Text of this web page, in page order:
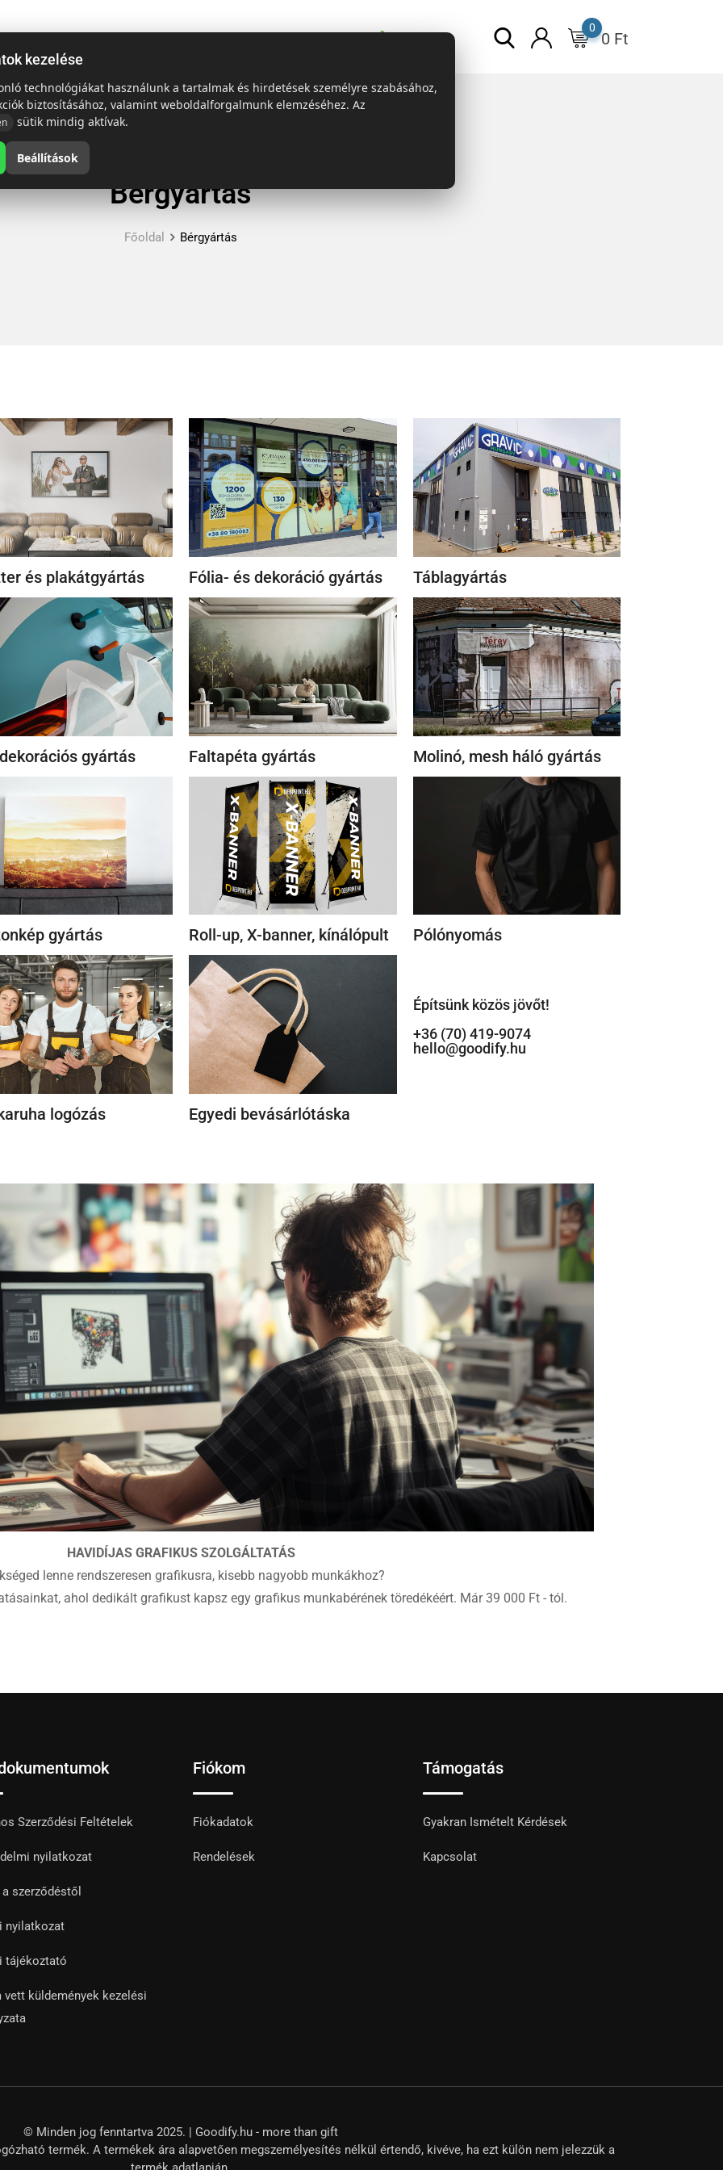
Termékek Emblémázás és szállítás Tech = Kedvező ár ESG 0 Ft
0
Bérgyártás
Főoldal Bérgyártás
és plakátgyártás
gyártás
gyártás
logózás
Fólia- és dekoráció gyártás
Faltapéta gyártás
Roll-up, X-banner, kínálópult
Egyedi bevásárlótáska
Táblagyártás
Molinó, mesh háló gyártás
Pólónyomás
Építsünk közös jövőt!
+36 (70) 419-9074
hello@goodify.hu
HAVIDÍJAS GRAFIKUS SZOLGÁLTATÁS
lenne rendszeresen grafikusra, kisebb nagyobb munkákhoz?
ahol dedikált grafikust kapsz egy grafikus munkabérének töredékéért. Már 39 000 Ft - tól.
Szerződési Feltételek
nyilatkozat
szerződéstől
nyilatkozat
tájékoztató
vett küldemények kezelési
Fiókom
Fiókadatok
Rendelések
Támogatás
Gyakran Ismételt Kérdések
Kapcsolat
© Minden jog fenntartva 2025. | Goodify.hu - more than gift
termék. A termékek ára alapvetően megszemélyesítés nélkül értendő, kivéve, ha ezt külön nem jelezzük a
kezelése
technológiákat használunk a tartalmak és hirdetések személyre szabásához,
biztosításához, valamint weboldalforgalmunk elemzéséhez. Az
sütik mindig aktívak.
Beállítások